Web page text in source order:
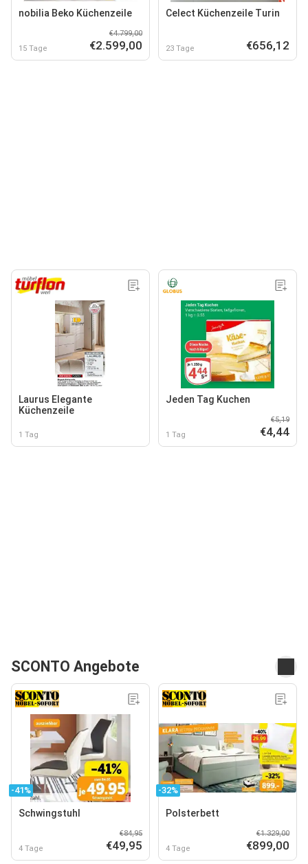
nobilia Beko Küchenzeile
15 Tage
€4.799,00
€2.599,00
Celect Küchenzeile Turin
23 Tage €656,12
Laurus Elegante
Küchenzeile
1 Tag
Jeden Tag Kuchen
1 Tag
€5,19
€4,44
SCONTO Angebote
-41%
Schwingstuhl
4 Tage
€84,95
€49,95
-32%
Polsterbett
4 Tage
€1.329,00
€899,00